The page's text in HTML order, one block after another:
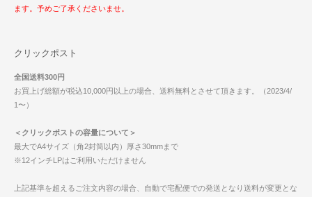
ます。予めご了承くださいませ。
クリックポスト
全国送料300円
お買上げ総額が税込10,000円以上の場合、送料無料とさせて頂きます。（2023/4/
1〜）
＜クリックポストの容量について＞
最大でA4サイズ（角2封筒以内）厚さ30mmまで
※12インチLPはご利用いただけません
上記基準を超えるご注文内容の場合、自動で宅配便での発送となり送料が変更とな